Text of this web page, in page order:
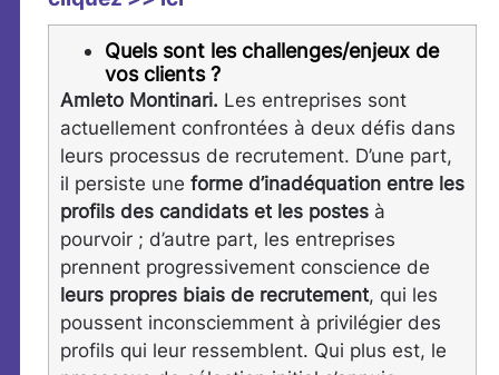
Quels sont les challenges/enjeux de
vos clients ?
Amleto Montinari. Les entreprises sont
actuellement confrontées à deux défis dans
leurs processus de recrutement. D’une part,
il persiste une forme d’inadéquation entre les
profils des candidats et les postes à
pourvoir ; d’autre part, les entreprises
prennent progressivement conscience de
leurs propres biais de recrutement, qui les
poussent inconsciemment à privilégier des
profils qui leur ressemblent. Qui plus est, le